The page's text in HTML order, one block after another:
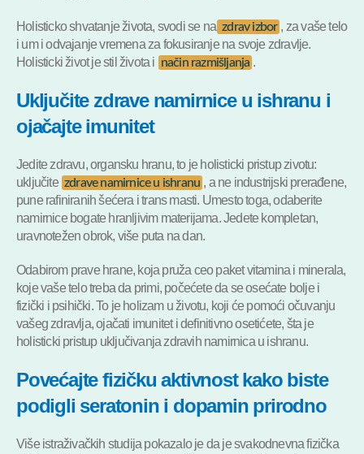
Holisticko shvatanje života, svodi se na zdrav izbor , za vaše telo
i um i odvajanje vremena za fokusiranje na svoje zdravlje.
Holisticki život je stil života i način razmišljanja .
Uključite zdrave namirnice u ishranu i
ojačajte imunitet
Jedite zdravu, organsku hranu, to je holisticki pristup zivotu:
uključite zdrave namirnice u ishranu , a ne industrijski prerađene,
pune rafiniranih šećera i trans masti. Umesto toga, odaberite
namirnice bogate hranljivim materijama. Jedete kompletan,
uravnotežen obrok, više puta na dan.
Odabirom prave hrane, koja pruža ceo paket vitamina i minerala,
koje vaše telo treba da primi, počećete da se osećate bolje i
fizički i psihički. To je holizam u životu, koji će pomoći očuvanju
vašeg zdravlja, ojačati imunitet i definitivno osetićete, šta je
holisticki pristup uključivanja zdravih namirnica u ishranu.
Povećajte fizičku aktivnost kako biste
podigli seratonin i dopamin prirodno
Više istraživačkih studija pokazalo je da je svakodnevna fizička